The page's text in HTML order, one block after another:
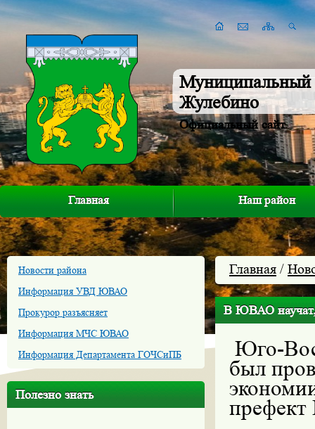
Муниципальный
Жулебино
Официальный сайт
Главная Наш район
Новости района
Информация УВД ЮВАО
Прокурор разъясняет
Информация МЧС ЮВАО
Информация Департамента ГОЧСиПБ
Полезно знать
Главная /
В ЮВАО научат,
Юго-
был